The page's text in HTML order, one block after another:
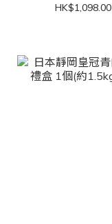
HK$1,098.00